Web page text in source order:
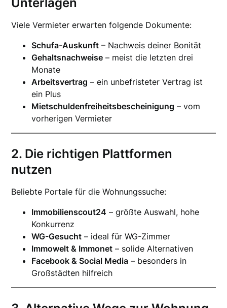
Unterlagen
Viele Vermieter erwarten folgende Dokumente:
Schufa-Auskunft – Nachweis deiner Bonität
Gehaltsnachweise – meist die letzten drei
Monate
Arbeitsvertrag – ein unbefristeter Vertrag ist
ein Plus
Mietschuldenfreiheitsbescheinigung – vom
vorherigen Vermieter
2. Die richtigen Plattformen
nutzen
Beliebte Portale für die Wohnungssuche:
Immobilienscout24 – größte Auswahl, hohe
Konkurrenz
WG-Gesucht – ideal für WG-Zimmer
Immowelt & Immonet – solide Alternativen
Facebook & Social Media – besonders in
Großstädten hilfreich